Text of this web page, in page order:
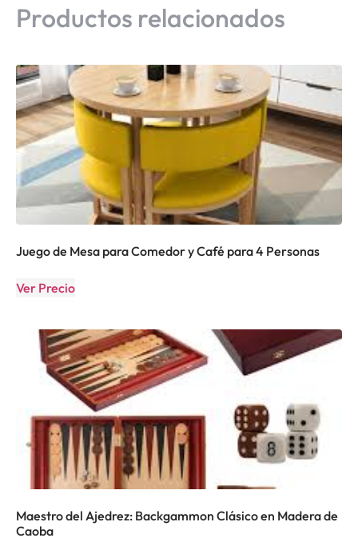
Productos relacionados
Juego de Mesa para Comedor y Café para 4 Personas
Ver Precio
Maestro del Ajedrez: Backgammon Clásico en Madera de
Caoba